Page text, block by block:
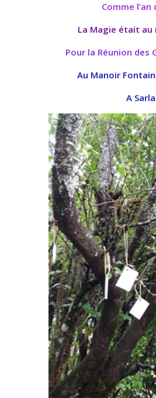
Comme l’an
La Magie était au
Pour la Réunion des
Au Manoir
A